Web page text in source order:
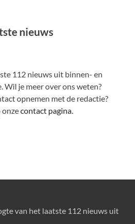
nieuws
112 nieuws uit binnen- en
Wil je meer over ons weten?
opnemen met de redactie?
onzecontact pagina.
van het laatste 112 nieuws uit